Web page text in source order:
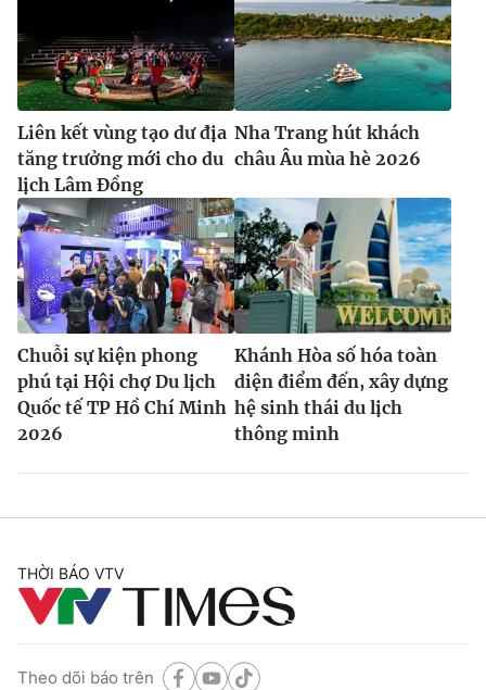
Liên kết vùng tạo dư địa
tăng trưởng mới cho du
lịch Lâm Đồng
Nha Trang hút khách
châu Âu mùa hè 2026
Chuỗi sự kiện phong
phú tại Hội chợ Du lịch
Quốc tế TP Hồ Chí Minh
2026
Khánh Hòa số hóa toàn
diện điểm đến, xây dựng
hệ sinh thái du lịch
thông minh
THỜI BÁO VTV
Theo dõi báo trên